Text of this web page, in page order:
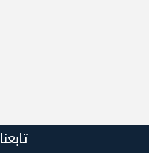
تابعنا